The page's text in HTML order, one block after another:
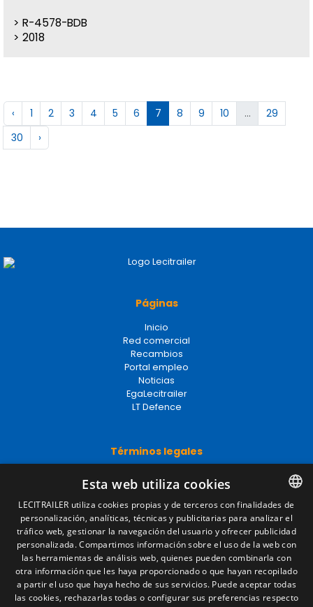
R-4578-BDB
2018
‹ 1 2 3 4 5 6 7 8 9 10 ...
29
30
›
Páginas
Inicio
Red comercial
Recambios
Portal empleo
Noticias
EgaLecitrailer
LT Defence
Términos legales
Política de privacidad
Política de cookies
Condiciones generales de venta
Gestionar cookies
Contacto
Camino de los Huertos, S/N. Apdo 100
SPANISH
ENGLISH
FRENCH
ITALIAN
Esta web utiliza cookies
LECITRAILER utiliza cookies propias y de terceros con finalidades de
personalización, analíticas, técnicas y publicitarias para analizar el
tráfico web, gestionar la navegación del usuario y ofrecer publicidad
personalizada. Compartimos información sobre el uso de la web con
las herramientas de análisis web, quienes pueden combinarla con
otra información que les haya proporcionado o que hayan recopilado
a partir el uso que haya hecho de sus servicios. Puede aceptar todas
las cookies, rechazarlas todas o configurar sus preferencias respecto